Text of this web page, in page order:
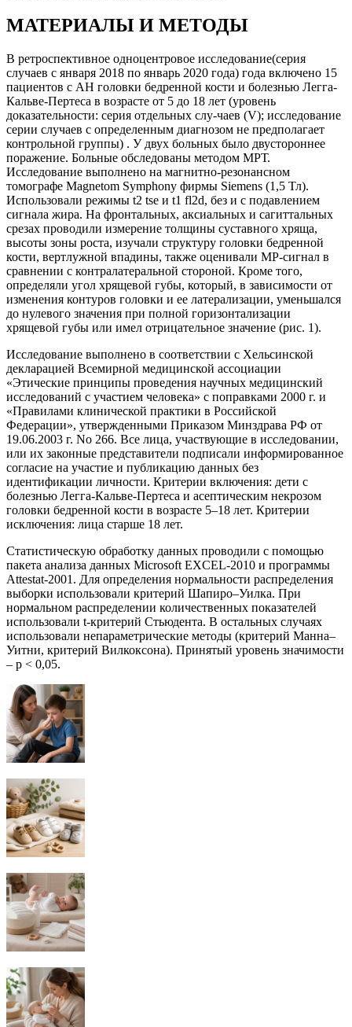
МАТЕРИАЛЫ И МЕТОДЫ
В ретроспективное одноцентровое исследование(серия
случаев с января 2018 по январь 2020 года) года включено 15
пациентов с АН головки бедренной кости и болезнью Легга-
Кальве-Пертеса в возрасте от 5 до 18 лет (уровень
доказательности: серия отдельных слу-чаев (V); исследование
серии случаев с определенным диагнозом не предполагает
контрольной группы) . У двух больных было двустороннее
поражение. Больные обследованы методом МРТ.
Исследование выполнено на магнитно-резонансном
томографе Magnetom Symphony фирмы Siemens (1,5 Тл).
Использовали режимы t2 tse и t1 fl2d, без и с подавлением
сигнала жира. На фронтальных, аксиальных и сагиттальных
срезах проводили измерение толщины суставного хряща,
высоты зоны роста, изучали структуру головки бедренной
кости, вертлужной впадины, также оценивали МР-сигнал в
сравнении с контралатеральной стороной. Кроме того,
определяли угол хрящевой губы, который, в зависимости от
изменения контуров головки и ее латерализации, уменьшался
до нулевого значения при полной горизонтализации
хрящевой губы или имел отрицательное значение (рис. 1).
Исследование выполнено в соответствии с Хельсинской
декларацией Всемирной медицинской ассоциации
«Этические принципы проведения научных медицинский
исследований с участием человека» с поправками 2000 г. и
«Правилами клинической практики в Российской
Федерации», утвержденными Приказом Минздрава РФ от
19.06.2003 г. No 266. Все лица, участвующие в исследовании,
или их законные представители подписали информированное
согласие на участие и публикацию данных без
идентификации личности. Критерии включения: дети с
болезнью Легга-Кальве-Пертеса и асептическим некрозом
головки бедренной кости в возрасте 5–18 лет. Критерии
исключения: лица старше 18 лет.
Статистическую обработку данных проводили с помощью
пакета анализа данных Microsoft EXСEL-2010 и программы
Attestat-2001. Для определения нормальности распределения
выборки использовали критерий Шапиро–Уилка. При
нормальном распределении количественных показателей
использовали t-критерий Стьюдента. В остальных случаях
использовали непараметрические методы (критерий Манна–
Уитни, критерий Вилкоксона). Принятый уровень значимости
– р < 0,05.